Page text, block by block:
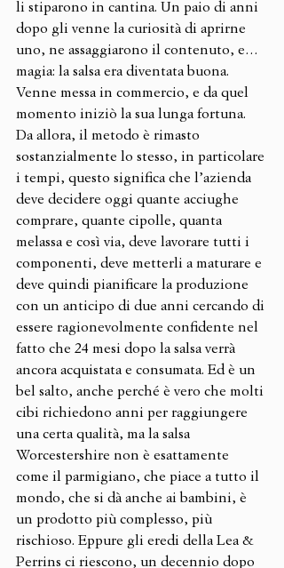
li stiparono in cantina. Un paio di anni
dopo gli venne la curiosità di aprirne
uno, ne assaggiarono il contenuto, e…
magia: la salsa era diventata buona.
Venne messa in commercio, e da quel
momento iniziò la sua lunga fortuna.
Da allora, il metodo è rimasto
sostanzialmente lo stesso, in particolare
i tempi, questo significa che l’azienda
deve decidere oggi quante acciughe
comprare, quante cipolle, quanta
melassa e così via, deve lavorare tutti i
componenti, deve metterli a maturare e
deve quindi pianificare la produzione
con un anticipo di due anni cercando di
essere ragionevolmente confidente nel
fatto che 24 mesi dopo la salsa verrà
ancora acquistata e consumata. Ed è un
bel salto, anche perché è vero che molti
cibi richiedono anni per raggiungere
una certa qualità, ma la salsa
Worcestershire non è esattamente
come il parmigiano, che piace a tutto il
mondo, che si dà anche ai bambini, è
un prodotto più complesso, più
rischioso. Eppure gli eredi della Lea &
Perrins ci riescono, un decennio dopo